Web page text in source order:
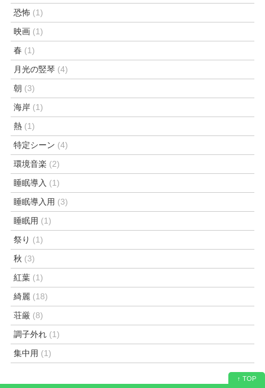
恐怖 (1)
映画 (1)
春 (1)
月光の竪琴 (4)
朝 (3)
海岸 (1)
熱 (1)
特定シーン (4)
環境音楽 (2)
睡眠導入 (1)
睡眠導入用 (3)
睡眠用 (1)
祭り (1)
秋 (3)
紅葉 (1)
綺麗 (18)
荘厳 (8)
調子外れ (1)
集中用 (1)
↑ TOP